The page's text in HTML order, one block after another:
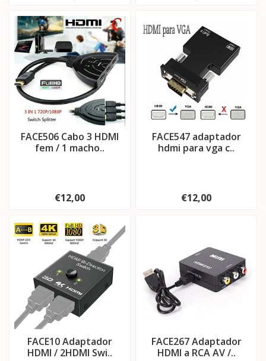
FACE506 Cabo 3 HDMI
fem / 1 macho..
€12,00
FACE547 adaptador
hdmi para vga c..
€12,00
FACE10 Adaptador
HDMI / 2HDMI Swi..
FACE267 Adaptador
HDMI a RCA AV /..